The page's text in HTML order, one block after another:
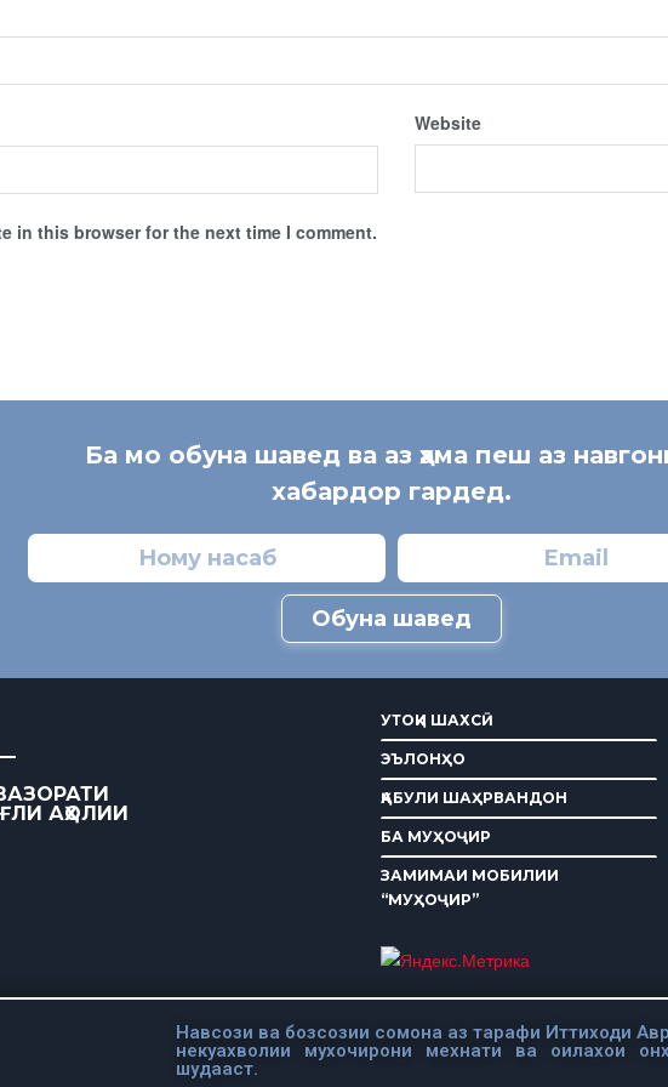
Website
in this browser for the next time I comment.
Ба мо обуна шавед ва аз ҳама пеш аз
хабардор гардед.
Обуна шавед
АҲОЛИИ
УТОҚИ ШАХСӢ
ЭЪЛОНҲО
ҚАБУЛИ ШАҲРВАНДОН
БА МУҲОҶИР
ЗАМИМАИ МОБИЛИИ
“МУҲОҶИР”
Навсози ва бозсозии сомона аз тарафи Иттиходи
некуахволии мухочирони мехнати ва оилахои
шудааст.